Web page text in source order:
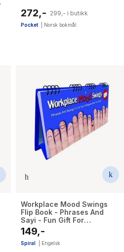
272,- 299,- i butikk
Pocket Norsk bokmål
Workplace Mood Swings
Flip Book - Phrases And
Sayi - Fun Gift For
Colleagues
149,-
Spiral Engelsk